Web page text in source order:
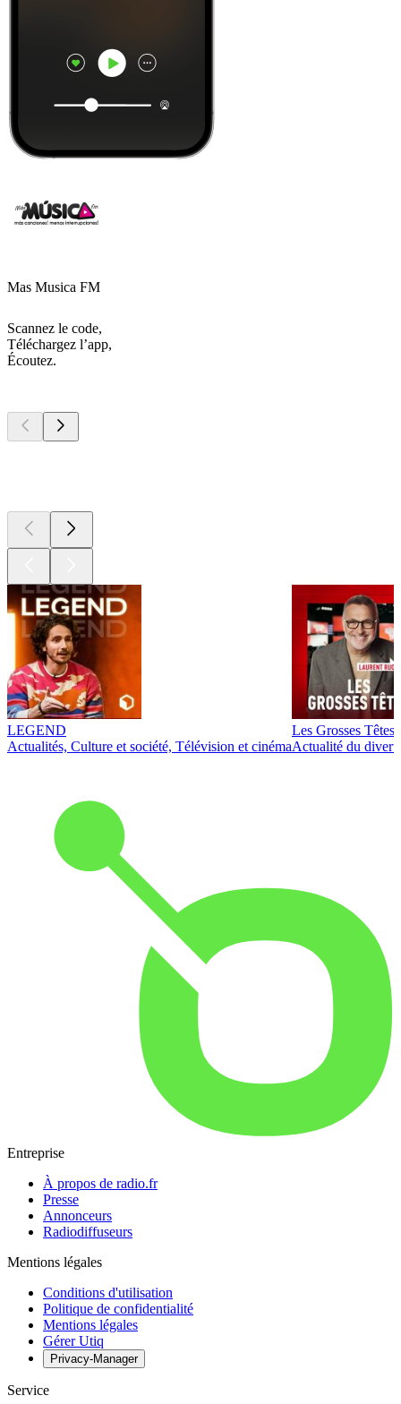
Mas Musica FM
Scannez le code,
Téléchargez l’app,
Écoutez.
LEGEND
Actualités, Culture et société, Télévision et cinéma
Les Grosses Têtes
Actualité du
Entreprise
À propos de radio.fr
Presse
Annonceurs
Radiodiffuseurs
Mentions légales
Conditions d'utilisation
Politique de confidentialité
Mentions légales
Gérer Utiq
Privacy-Manager
Service